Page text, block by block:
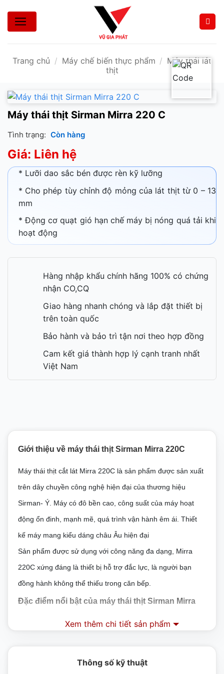
nội
Trang chủ / Máy chế biến thực phẩm / Máy thái lát
thịt
Máy thái thịt Sirman Mirra 220 C
Tình trạng: Còn hàng
Giá: Liên hệ
* Lưỡi dao sắc bén được rèn kỹ lưỡng
* Cho phép tùy chỉnh độ mỏng của lát thịt từ 0 – 13
mm
* Động cơ quạt gió hạn chế máy bị nóng quá tải khi
hoạt động
Hàng nhập khẩu chính hãng 100% có chứng
nhận CO,CQ
Giao hàng nhanh chóng và lắp đặt thiết bị
trên toàn quốc
Bảo hành và bảo trì tận nơi theo hợp đồng
Cam kết giá thành hợp lý cạnh tranh nhất
Việt Nam
Giới thiệu về máy thái thịt Sirman Mirra 220C
Máy thái thịt cắt lát Mirra 220C là sản phẩm được sản xuất
trên dây chuyền công nghệ hiện đại của thương hiệu
Sirman- Ý. Máy có đô bền cao, công suất của máy hoạt
động ổn đinh, mạnh mẽ, quá trình vận hành êm ái. Thiết
kế máy mang kiểu dáng châu Âu hiện đại
Sản phẩm được sử dụng với công năng đa dạng, Mirra
220C xứng đáng là thiết bị hỗ trợ đắc lực, là người bạn
đồng hành không thể thiếu trong căn bếp.
Đặc điểm nổi bật của máy thái thịt Sirman Mirra
nhất của máy đó chính là lưỡi dao. Mirra 220C được trang
Xem thêm chi tiết sản phẩm
Thông số kỹ thuật